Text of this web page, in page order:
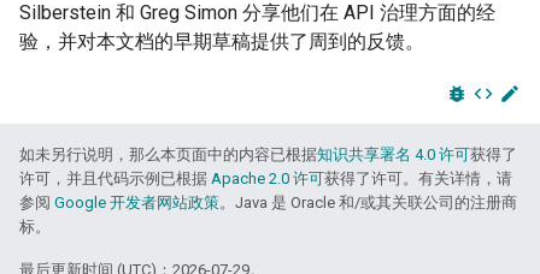
Silberstein 和 Greg Simon 分享他们在 API 治理方面的经
验，并对本文档的早期草稿提供了周到的反馈。
bug_report code edit
如未另行说明，那么本页面中的内容已根据知识共享署名 4.0 许可获得了
许可，并且代码示例已根据 Apache 2.0 许可获得了许可。有关详情，请
参阅 Google 开发者网站政策。Java 是 Oracle 和/或其关联公司的注册商
标。
最后更新时间 (UTC)：2026-07-29。